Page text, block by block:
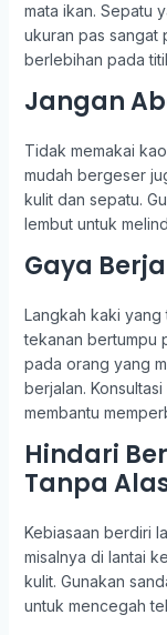
mata ikan. Sepatu
ukuran pas sangat
berlebihan pada
Jangan
Tidak memakai
mudah bergeser
kulit dan sepatu.
lembut untuk
Gaya
Langkah kaki
tekanan bertumpu
pada orang yang
berjalan.
membantu
Hindari
Tanpa
Kebiasaan berdiri
misalnya di lantai
kulit. Gunakan
untuk mencegah